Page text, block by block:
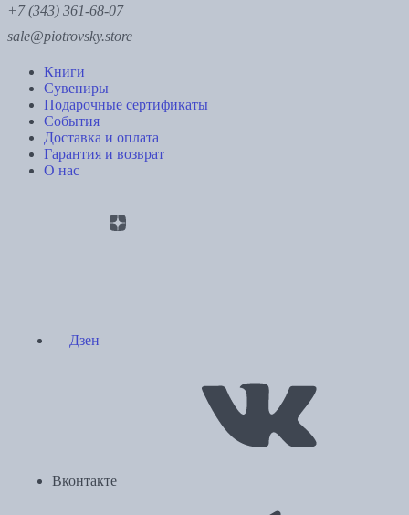
+7 (343) 361-68-07
sale@piotrovsky.store
Книги
Сувениры
Подарочные сертификаты
События
Доставка и оплата
Гарантия и возврат
О нас
Дзен
Вконтакте